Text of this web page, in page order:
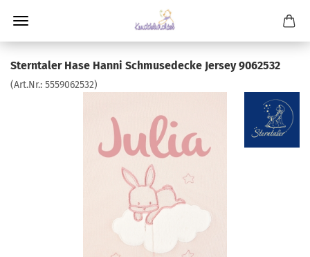
Sterntaler Hase Hanni Schmusedecke Jersey 9062532
(Art.Nr.: 5559062532)